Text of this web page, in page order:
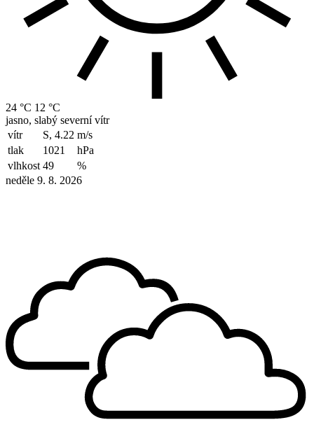
24 °C 12 °C
jasno, slabý severní vítr
vítr
S, 4.22 m/s
tlak
1021
hPa
vlhkost 49
%
neděle 9. 8. 2026